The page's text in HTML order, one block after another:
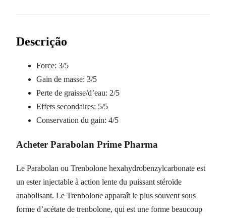
Descrição
Force: 3/5
Gain de masse: 3/5
Perte de graisse/d’eau: 2/5
Effets secondaires: 5/5
Conservation du gain: 4/5
Acheter Parabolan Prime Pharma
Le Parabolan ou Trenbolone hexahydrobenzylcarbonate est
un ester injectable à action lente du puissant stéroïde
anabolisant. Le Trenbolone apparaît le plus souvent sous
forme d’acétate de trenbolone, qui est une forme beaucoup